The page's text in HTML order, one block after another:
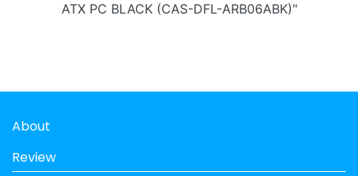
ATX PC BLACK (CAS-DFL-ARB06ABK)"
About
Review